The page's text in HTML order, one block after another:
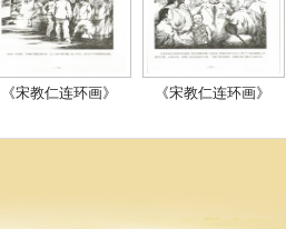
《宋教仁连环画》 《宋教仁连环画》